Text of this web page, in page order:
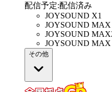
配信予定:配信済み
JOYSOUND X1
JOYSOUND MAX
JOYSOUND
JOYSOUND MAX
その他